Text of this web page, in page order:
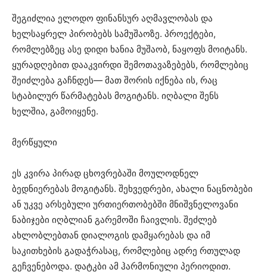
შეგიძლია ელოდო ფინანსურ აღმავლობას და
ხელსაყრელ პირობებს სამუშაოზე. პროექტები,
რომლებზეც ასე დიდი ხანია მუშაობ, ნაყოფს მოიტანს.
ყურადღებით დააკვირდი შემოთავაზებებს, რომლებიც
შეიძლება გაჩნდეს— მათ შორის იქნება ის, რაც
სტაბილურ წარმატებას მოგიტანს. იღბალი შენს
ხელშია, გამოიყენე.
მერწყული
ეს კვირა პირად ცხოვრებაში მოულოდნელ
ბედნიერებას მოგიტანს. შეხვედრები, ახალი ნაცნობები
ან უკვე არსებული ურთიერთობებში მნიშვნელოვანი
ნაბიჯები იღბლიან გარემოში ჩაივლის. შეძლებ
ახლობლებთან დიალოგის დამყარებას და იმ
საკითხების გადაჭრასაც, რომლებიც ადრე რთულად
გეჩვენებოდა. დატკბი ამ ჰარმონიული პერიოდით.